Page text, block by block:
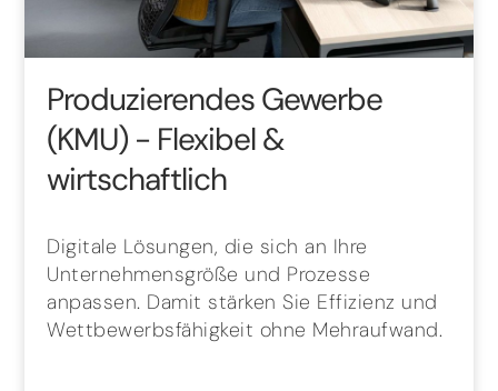
Produzierendes Gewerbe
(KMU) - Flexibel &
wirtschaftlich
Digitale Lösungen, die sich an Ihre
Unternehmensgröße und Prozesse
anpassen. Damit stärken Sie Effizienz und
Wettbewerbsfähigkeit ohne Mehraufwand.